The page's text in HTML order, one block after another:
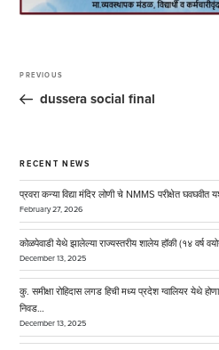
navigation
Previous
Post
PREVIOUS
dussera social final
RECENT NEWS
प्रवरा कन्या विद्या मंदिर लोणी चे NMMS परीक्षेत घवघवीत
February 27, 2026
कोळपेवाडी येथे झालेल्या राज्यस्तरीय शालेय हॉकी (१४ वर्ष
December 13, 2025
कु. समीक्षा रोहिदास लगड हिची मध्य प्रदेश ग्वालियर येथे
निवड…
December 13, 2025